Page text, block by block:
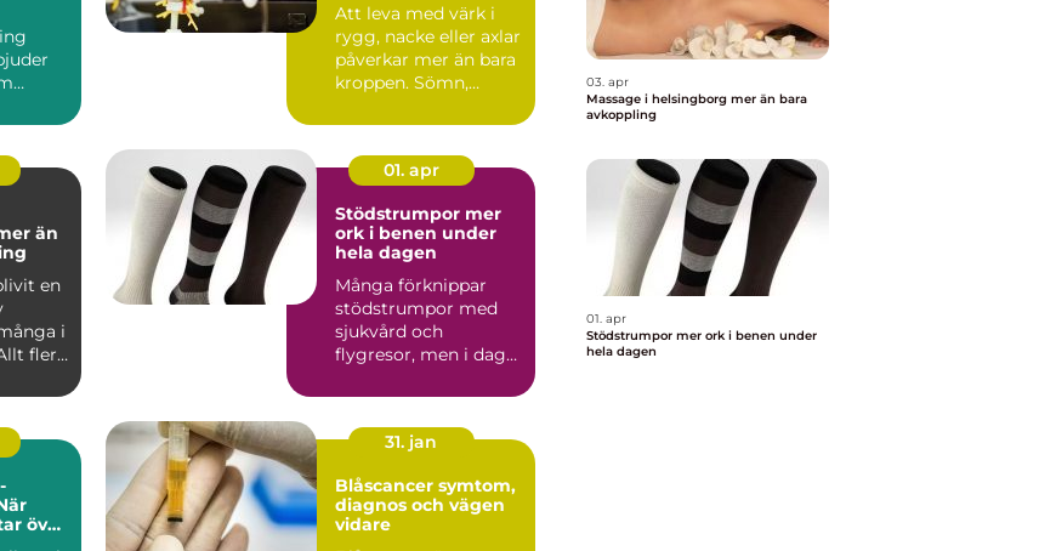
Att leva med värk i
rygg, nacke eller axlar
påverkar mer än bara
kroppen. Sömn,
varda...
en
i
fler
01. apr
Stödstrumpor mer
ork i benen under
hela dagen
Många förknippar
stödstrumpor med
sjukvård och
flygresor, men i dag
kontoret, ...
över
31. jan
Blåscancer symtom,
diagnos och vägen
vidare
03. apr
Massage i helsingborg mer än bara
avkoppling
01. apr
Stödstrumpor mer ork i benen under
hela dagen